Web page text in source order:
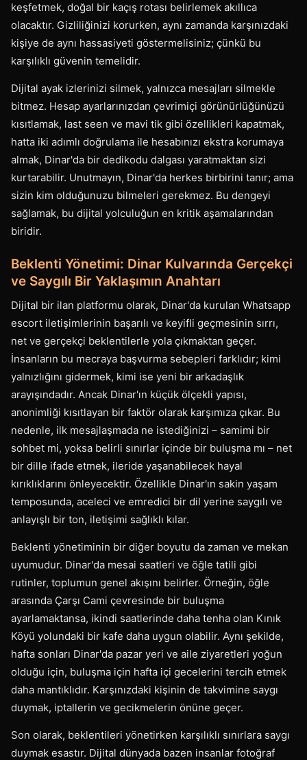
keşfetmek, doğal bir kaçış rotası belirlemek akıllıca
olacaktır. Gizliliğinizi korurken, aynı zamanda karşınızdaki
kişiye de aynı hassasiyeti göstermelisiniz; çünkü bu
karşılıklı güvenin temelidir.
Dijital ayak izlerinizi silmek, yalnızca mesajları silmekle
bitmez. Hesap ayarlarınızdan çevrimiçi görünürlüğünüzü
kısıtlamak, last seen ve mavi tik gibi özellikleri kapatmak,
hatta iki adımlı doğrulama ile hesabınızı ekstra korumaya
almak, Dinar'da bir dedikodu dalgası yaratmaktan sizi
kurtarabilir. Unutmayın, Dinar'da herkes birbirini tanır; ama
sizin kim olduğunuzu bilmeleri gerekmez. Bu dengeyi
sağlamak, bu dijital yolculuğun en kritik aşamalarından
biridir.
Beklenti Yönetimi: Dinar Kulvarında Gerçekçi
ve Saygılı Bir Yaklaşımın Anahtarı
Dijital bir ilan platformu olarak, Dinar'da kurulan Whatsapp
escort iletişimlerinin başarılı ve keyifli geçmesinin sırrı,
net ve gerçekçi beklentilerle yola çıkmaktan geçer.
İnsanların bu mecraya başvurma sebepleri farklıdır; kimi
yalnızlığını gidermek, kimi ise yeni bir arkadaşlık
arayışındadır. Ancak Dinar'ın küçük ölçekli yapısı,
anonimliği kısıtlayan bir faktör olarak karşımıza çıkar. Bu
nedenle, ilk mesajlaşmada ne istediğinizi – samimi bir
sohbet mi, yoksa belirli sınırlar içinde bir buluşma mı – net
bir dille ifade etmek, ileride yaşanabilecek hayal
kırıklıklarını önleyecektir. Özellikle Dinar'ın sakin yaşam
temposunda, aceleci ve emredici bir dil yerine saygılı ve
anlayışlı bir ton, iletişimi sağlıklı kılar.
Beklenti yönetiminin bir diğer boyutu da zaman ve mekan
uyumudur. Dinar'da mesai saatleri ve öğle tatili gibi
rutinler, toplumun genel akışını belirler. Örneğin, öğle
arasında Çarşı Cami çevresinde bir buluşma
ayarlamaktansa, ikindi saatlerinde daha tenha olan Kınık
Köyü yolundaki bir kafe daha uygun olabilir. Aynı şekilde,
hafta sonları Dinar'da pazar yeri ve aile ziyaretleri yoğun
olduğu için, buluşma için hafta içi gecelerini tercih etmek
daha mantıklıdır. Karşınızdaki kişinin de takvimine saygı
duymak, iptallerin ve gecikmelerin önüne geçer.
Son olarak, beklentileri yönetirken karşılıklı sınırlara saygı
duymak esastır. Dijital dünyada bazen insanlar fotoğraf